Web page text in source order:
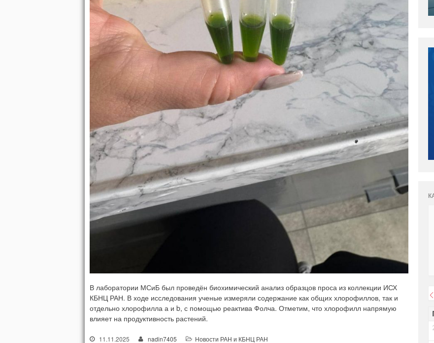
В лаборатории МСиБ был проведён биохимический анализ образцов проса из коллекции ИСХ
КБНЦ РАН. В ходе исследования ученые измеряли содержание как общих хлорофиллов, так и
отдельно хлорофилла а и b, с помощью реактива Фолча. Отметим, что хлорофилл напрямую
влияет на продуктивность растений.
11.11.2025 nadin7405 Новости РАН и КБНЦ РАН